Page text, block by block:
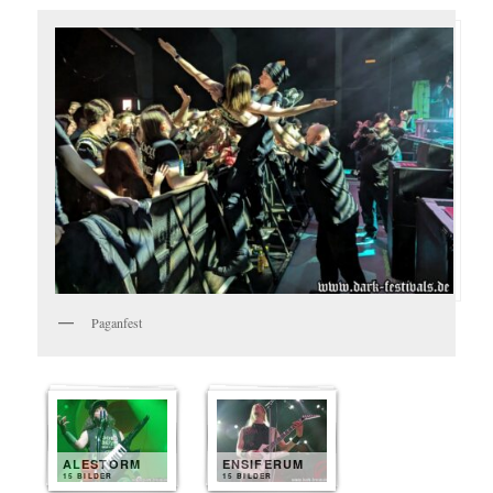
Paganfest
ALESTORM
15 BILDER
ENSIFERUM
15 BILDER